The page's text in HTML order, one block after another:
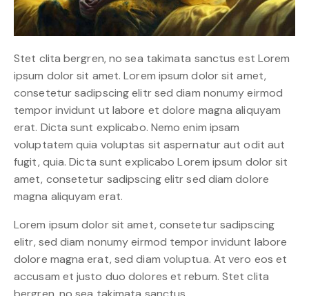
Stet clita bergren, no sea takimata sanctus est Lorem
ipsum dolor sit amet. Lorem ipsum dolor sit amet,
consetetur sadipscing elitr sed diam nonumy eirmod
tempor invidunt ut labore et dolore magna aliquyam
erat. Dicta sunt explicabo. Nemo enim ipsam
voluptatem quia voluptas sit aspernatur aut odit aut
fugit, quia. Dicta sunt explicabo Lorem ipsum dolor sit
amet, consetetur sadipscing elitr sed diam dolore
magna aliquyam erat.
Lorem ipsum dolor sit amet, consetetur sadipscing
elitr, sed diam nonumy eirmod tempor invidunt labore
dolore magna erat, sed diam voluptua. At vero eos et
accusam et justo duo dolores et rebum. Stet clita